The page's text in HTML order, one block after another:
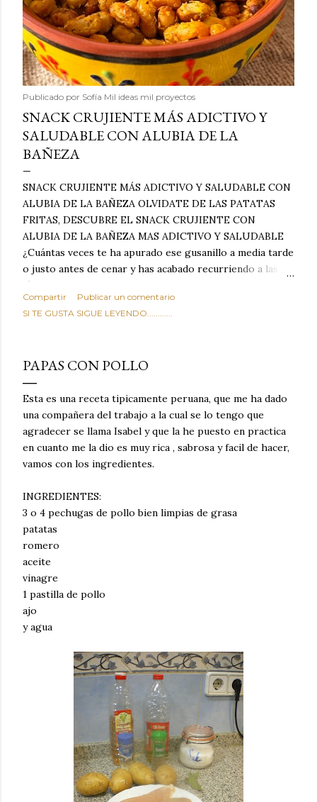
Publicado por Sofía Mil ideas mil proyectos
SNACK CRUJIENTE MÁS ADICTIVO Y
SALUDABLE CON ALUBIA DE LA
BAÑEZA
SNACK CRUJIENTE MÁS ADICTIVO Y SALUDABLE CON
ALUBIA DE LA BAÑEZA OLVIDATE DE LAS PATATAS
FRITAS, DESCUBRE EL SNACK CRUJIENTE CON
ALUBIA DE LA BAÑEZA MAS ADICTIVO Y SALUDABLE
¿Cuántas veces te ha apurado ese gusanillo a media tarde
o justo antes de cenar y has acabado recurriendo a las
típicas patatas de bolsa, frutos secos fritos o snacks
ultraprocesados llenos de grasas saturadas y sodio?
Todos hemos estado ahí. Sin embargo, cuidarse no tiene
satisface. Estas alubias crujientes al horno van a cambiar
por completo tu forma de ver las legumbres. Olvídate de
asociar las alubias únicamente a los guisos tradicionales y
copiosos de invierno. Con esta receta simple pero
revolucionaria, transformaremos un ingrediente tan
humilde como la alubia de La Bañeza en un snack ligero,
dorado, cargado de proteína y 100% natural. Es el
Compartir
Publicar un comentario
SI TE GUSTA SIGUE LEYENDO............
PAPAS CON POLLO
Esta es una receta tipicamente peruana, que me ha dado
una compañera del trabajo a la cual se lo tengo que
agradecer se llama Isabel y que la he puesto en practica
en cuanto me la dio es muy rica , sabrosa y facil de hacer,
vamos con los ingredientes.
INGREDIENTES:
3 o 4 pechugas de pollo bien limpias de grasa
patatas
romero
aceite
vinagre
1 pastilla de pollo
ajo
y agua